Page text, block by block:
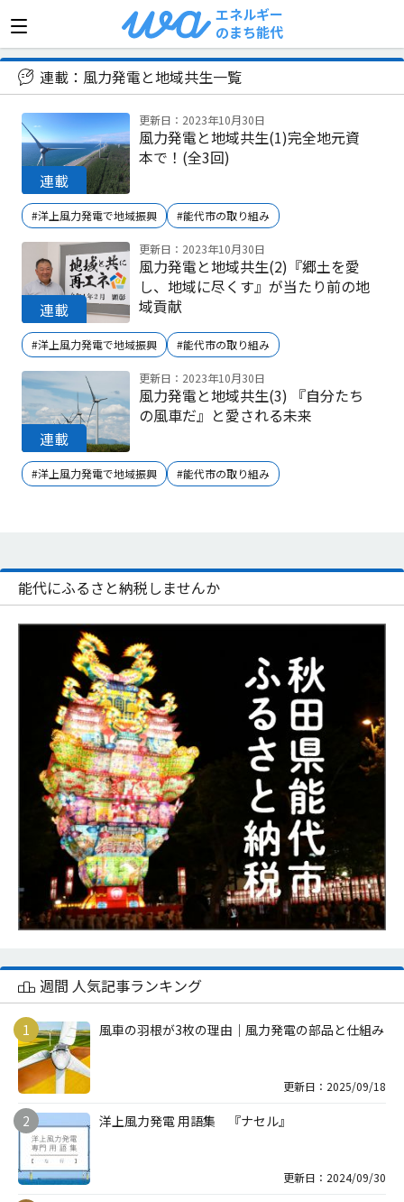
エネルギー
のまち能代
風力発電と地域共生
連載：風力発電と地域共生一覧
更新日：2023年10月30日
風力発電と地域共生(1)完全地元資
本で！(全3回)
#洋上風力発電で地域振興 #能代市の取り組み
更新日：2023年10月30日
風力発電と地域共生(2)『郷土を愛
し、地域に尽くす』が当たり前の地
域貢献
#洋上風力発電で地域振興 #能代市の取り組み
更新日：2023年10月30日
風力発電と地域共生(3) 『自分たち
の風車だ』と愛される未来
#洋上風力発電で地域振興 #能代市の取り組み
能代にふるさと納税しませんか
週間 人気記事ランキング
風車の羽根が3枚の理由｜風力発電の部品と仕組み
更新日：2025/09/18
洋上風力発電 用語集 『ナセル』
更新日：2024/09/30